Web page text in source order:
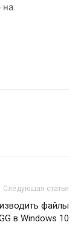
на
Следующая статья
файлы
в Windows 10